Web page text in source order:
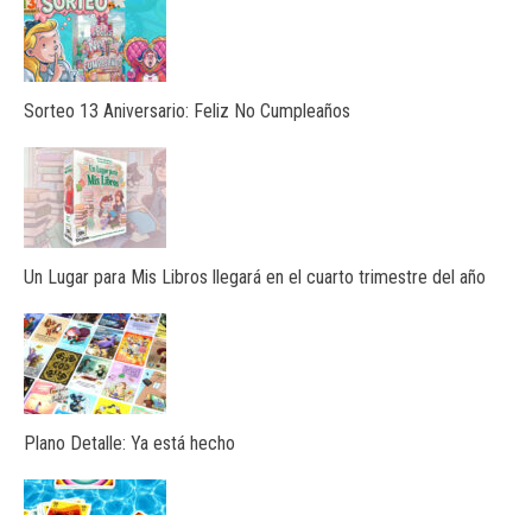
Sorteo 13 Aniversario: Feliz No Cumpleaños
Un Lugar para Mis Libros llegará en el cuarto trimestre del año
Plano Detalle: Ya está hecho